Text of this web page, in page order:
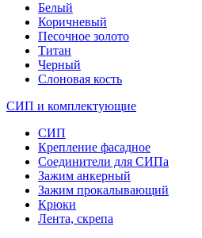
Белый
Коричневый
Песочное золото
Титан
Черный
Слоновая кость
СИП и комплектующие
СИП
Крепление фасадное
Соединители для СИПа
Зажим анкерный
Зажим прокалывающий
Крюки
Лента, скрепа